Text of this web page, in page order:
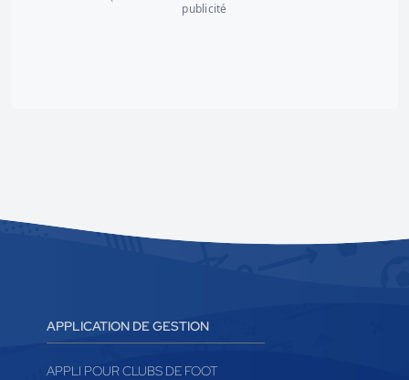
publicité
APPLICATION DE GESTION
APPLI POUR CLUBS DE FOOT